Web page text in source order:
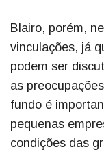
Blairo, porém,
vinculações, já
podem ser
as
fundo é
pequenas
condições das